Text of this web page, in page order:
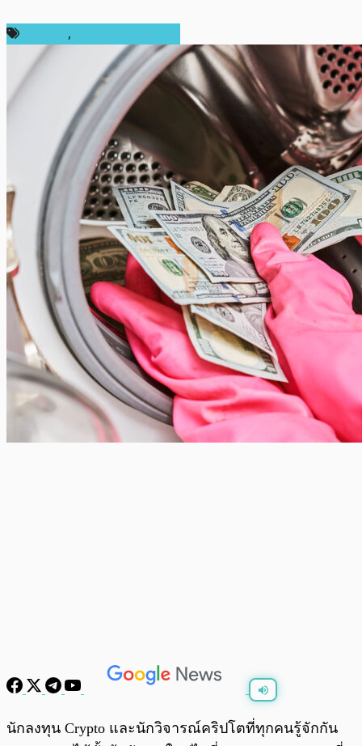
,
/0:00
นักลงทุน Crypto และนักวิจารณ์คริปโตที่ทุกคนรู้จักกัน